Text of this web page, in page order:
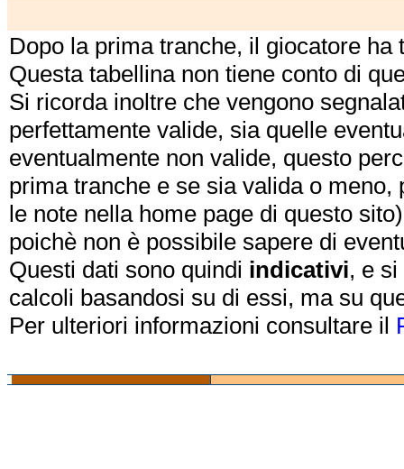
Dopo la prima tranche, il giocatore
Questa tabellina non tiene conto di
Si ricorda inoltre che vengono
perfettamente valide, sia quelle
eventualmente non valide, questo
prima tranche e se sia valida o
le note nella home page di questo
poichè non è possibile sapere di
Questi dati sono quindi indicativi, e
calcoli basandosi su di essi, ma su
Per ulteriori informazioni consultare il